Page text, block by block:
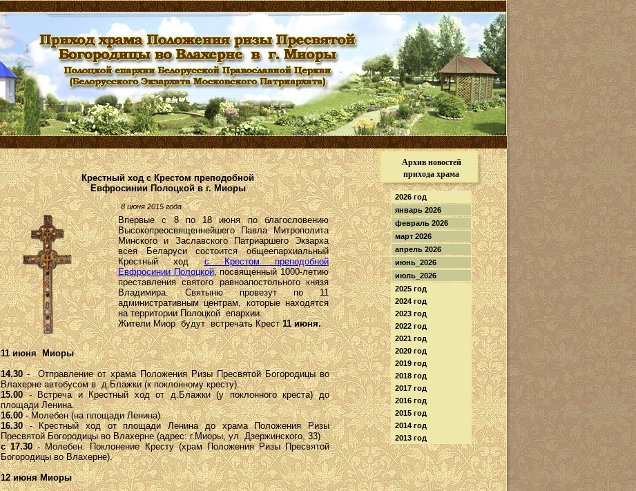
Архив новостей
прихода храма
2026 год
январь 2026
февраль 2026
март 2026
апрель 2026
июнь_2026
июль_2026
2025 год
2024 год
2023 год
2022 год
2021 год
2020 год
2019 год
2018 год
2017 год
2016 год
2015 год
2014 год
2013 год
8 июня 2015 года
Впервые с 8 по 18 июня по благословению
Высокопреосвященнейшего Павла Митрополита
Минского и Заславского Патриаршего Экзарха
всея Беларуси состоится общеепархиальный
Крестный ходс Крестом преподобной
Евфросинии Полоцкой, посвященный 1000-летию
преставления святого равноапостольного князя
Владимира. Святыню провезут по 11
административным центрам, которые находятся
на территории Полоцкой епархии.
Жители Миор будут встречать Крест11 июня.
11 июня Миоры
14.30-
Отправление от храма Положения Ризы Пресвятой Богородицы во
Влахерне автобусом в д.Блажки (к поклонному кресту).
15.00- Встреча и Крестный ход от д.Блажки (у поклонного креста) до
площади Ленина.
16.00- Молебен (на площади Ленина).
16.30- Крестный ход от площади Ленина до храма Положения Ризы
Пресвятой Богородицы во Влахерне (адрес: г.Миоры, ул. Дзержинского, 33)
с 17.30- Молебен. Поклонение Кресту (храм Положения Ризы Пресвятой
Богородицы во Влахерне).
12 июня Миоры
Крестный ход с Крестом преподобной
Евфросинии Полоцкой в г. Миоры